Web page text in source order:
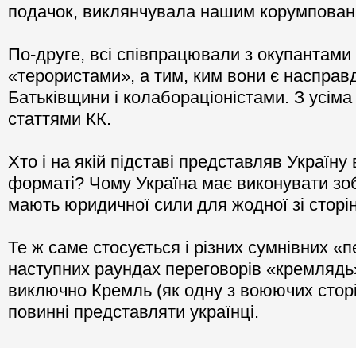
подачок, виклянчувала нашим
По-друге, всі співпрацювали з
«терористами», а тим, ким вони є
Батьківщини і колабораціоністами. З
статтями КК.
Хто і на якій підставі представляв
форматі? Чому Україна має виконувати
мають юридичної сили для жодної зі
Те ж саме стосується і різних сумнівних
наступних раундах переговорів
виключно Кремль (як одну з воюючих
повинні представляти українці.